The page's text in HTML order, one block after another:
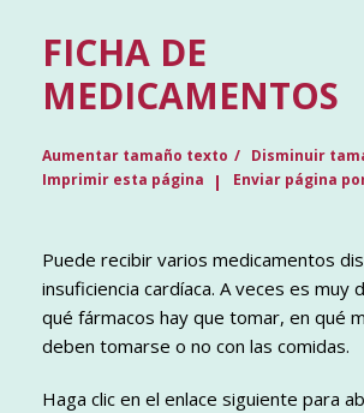
FICHA DE
MEDICAMENTOS
Aumentar tamaño texto
Disminuir
Imprimir esta página
Enviar página
Puede recibir varios medicamentos
insuficiencia cardíaca. A veces es muy
qué fármacos hay que tomar, en qué
deben tomarse o no con las comidas.
Haga clic en el enlace siguiente para